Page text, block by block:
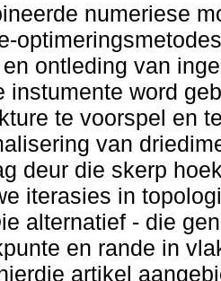
numeriese
ontleding van
instumente word
te voorspel en
van
deur die skerp
iterasies in
alternatief - die
en rande in
artikel